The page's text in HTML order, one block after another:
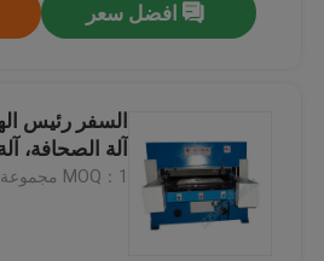
افضل سعر
السفر رئيس
آلة الصحافة،
MOQ：1 مجموعة